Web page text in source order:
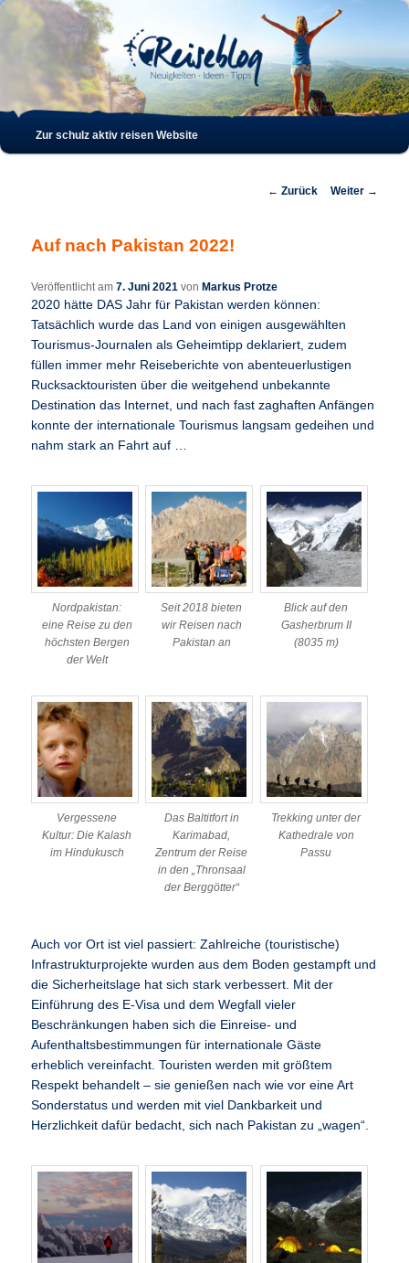
Hauptmenü
Zum
Zum
Zur schulz aktiv reisen Website
Beitrags-
← Zurück Weiter →
Auf nach Pakistan 2022!
Veröffentlicht am7. Juni 2021 von Markus Protze
2020 hätte DAS Jahr für Pakistan werden können:
Tatsächlich wurde das Land von einigen ausgewählten
Tourismus-Journalen als Geheimtipp deklariert, zudem
füllen immer mehr Reiseberichte von abenteuerlustigen
Rucksacktouristen über die weitgehend unbekannte
Destination das Internet, und nach fast zaghaften Anfängen
konnte der internationale Tourismus langsam gedeihen und
nahm stark an Fahrt auf …
Nordpakistan:
eine Reise zu den
höchsten Bergen
der Welt
Seit 2018 bieten
wir Reisen nach
Pakistan an
Blick auf den
Gasherbrum II
(8035 m)
Vergessene
Kultur: Die Kalash
im Hindukusch
Das Baltitfort in
Karimabad,
Zentrum der Reise
in den „Thronsaal
der Berggötter“
Trekking unter der
Kathedrale von
Passu
Auch vor Ort ist viel passiert: Zahlreiche (touristische)
Infrastrukturprojekte wurden aus dem Boden gestampft und
die Sicherheitslage hat sich stark verbessert. Mit der
Einführung des E-Visa und dem Wegfall vieler
Beschränkungen haben sich die Einreise- und
Aufenthaltsbestimmungen für internationale Gäste
erheblich vereinfacht. Touristen werden mit größtem
Respekt behandelt – sie genießen nach wie vor eine Art
Sonderstatus und werden mit viel Dankbarkeit und
Herzlichkeit dafür bedacht, sich nach Pakistan zu „wagen“.